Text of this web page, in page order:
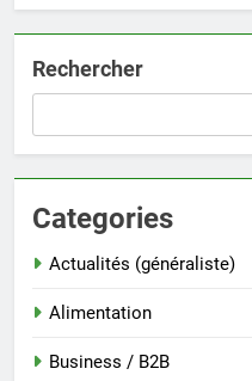
Rechercher
Categories
Actualités (généraliste)
Alimentation
Business / B2B